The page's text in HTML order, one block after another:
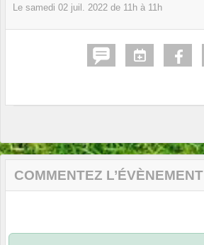
Le samedi 02 juil. 2022 de 11h à 11h
COMMENTEZ L’ÉVÈNEMENT